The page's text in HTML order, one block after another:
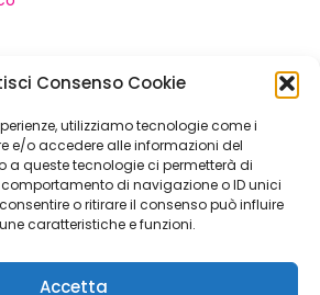
Consenso Cookie
utilizziamo tecnologie come i
e/o accedere alle informazioni del
a queste tecnologie ci permetterà di
di navigazione o ID unici
o ritirare il consenso può influire
caratteristiche e funzioni.
Accetta
Contatti e social
56 Padova (PD)